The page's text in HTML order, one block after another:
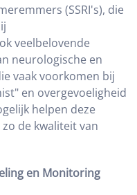
(SSRI's), die
veelbelovende
neurologische en
vaak voorkomen bij
en overgevoeligheid
helpen deze
de kwaliteit van
en Monitoring